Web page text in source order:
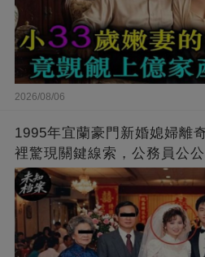
2026/08/06
1995年宜蘭豪門新婚媳婦離
裡驚現關鍵線索，公務員公
光…